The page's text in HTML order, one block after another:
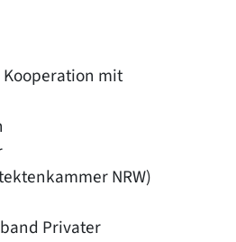
Kooperation mit
NRW)
Privater